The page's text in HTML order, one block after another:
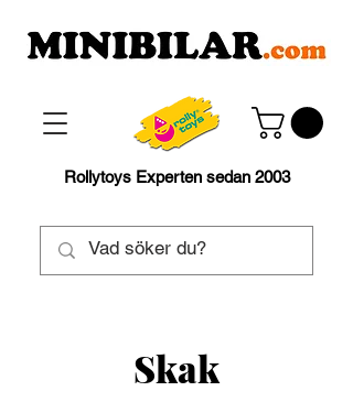
Rollytoys Experten sedan 2003
Skak